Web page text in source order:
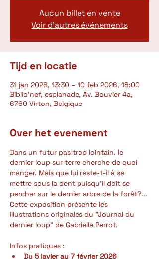
Aucun billet en vente
Voir d'autres événements
Tijd en locatie
31 jan 2026, 13:30 – 10 feb 2026, 18:00
Biblio’nef, esplanade, Av. Bouvier 4a,
6760 Virton, Belgique
Over het evenement
Dans un futur pas trop lointain, le
dernier loup sur terre cherche de quoi
manger. Mais que lui reste-t-il à se
mettre sous la dent puisqu'il doit se
percher sur le dernier arbre de la forêt?...
Cette exposition présente les
illustrations originales du "Journal du
dernier loup" de Gabrielle Perrot.
Infos pratiques :
Du 5 javier au 7 février 2026